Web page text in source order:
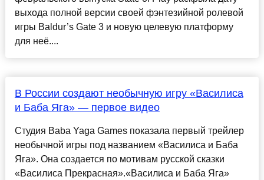
выхода полной версии своей фэнтезийной ролевой
игры Baldur’s Gate 3 и новую целевую платформу
для неё....
В России создают необычную игру «Василиса
и Баба Яга» — первое видео
Студия Baba Yaga Games показала первый трейлер
необычной игры под названием «Василиса и Баба
Яга». Она создается по мотивам русской сказки
«Василиса Прекрасная».«Василиса и Баба Яга»